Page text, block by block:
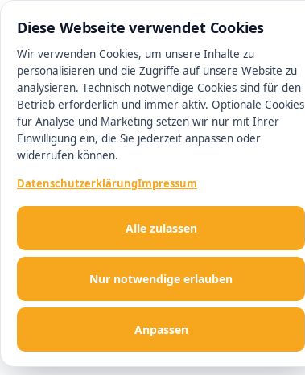
05130 9033930
Diese Webseite verwendet Cookies
Wir verwenden Cookies, um unsere Inhalte zu
personalisieren und die Zugriffe auf unsere Website zu
analysieren. Technisch notwendige Cookies sind für den
Betrieb erforderlich und immer aktiv. Optionale Cookies
für Analyse und Marketing setzen wir nur mit Ihrer
Einwilligung ein, die Sie jederzeit anpassen oder
widerrufen können.
DatenschutzerklärungImpressum
Nur notwendige erlauben
Anpassen
Alle zulassen